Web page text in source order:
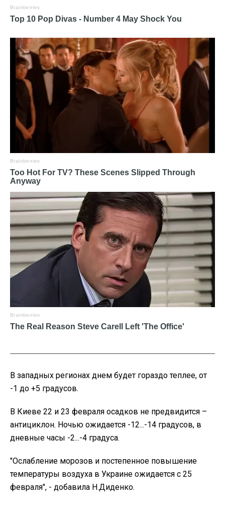
В западных регионах днем будет гораздо теплее, от
-1 до +5 градусов.
В Киеве 22 и 23 февраля осадков не предвидится –
антициклон. Ночью ожидается -12...-14 градусов, в
дневные часы -2...-4 градуса.
"Ослабление морозов и постепенное повышение
температуры воздуха в Украине ожидается с 25
февраля", - добавила Н.Диденко.